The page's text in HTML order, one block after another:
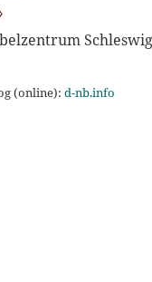
(online): d-nb.info